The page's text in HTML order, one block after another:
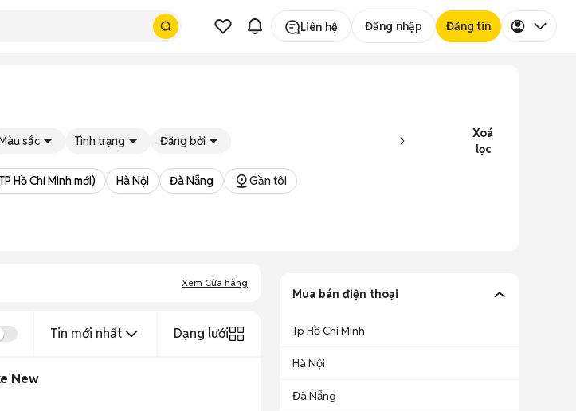
Liên hệ Đăng nhập Đăng tin
sắc Tình trạng Đăng bởi
Xoá
lọc
Hồ Chí Minh mới) Hà Nội Đà Nẵng Gần tôi
Xem Cửa hàng
Tin mới nhất Dạng lưới
New
Mua bán điện thoại
Tp Hồ Chí Minh
Hà Nội
Đà Nẵng